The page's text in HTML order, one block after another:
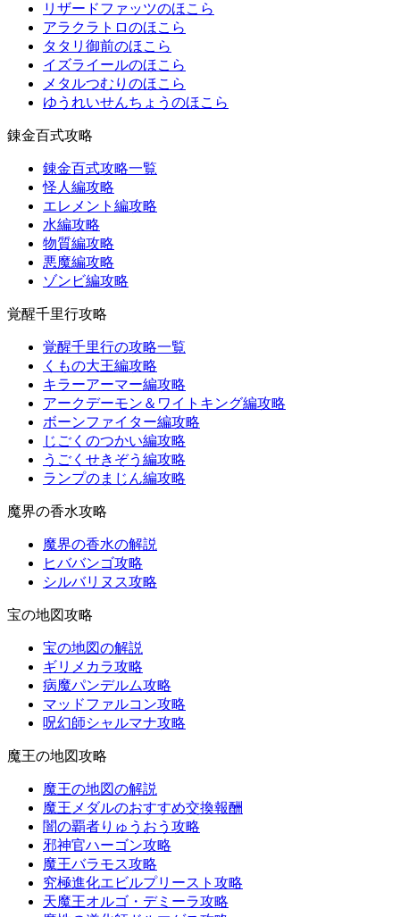
リザードファッツのほこら
アラクラトロのほこら
タタリ御前のほこら
イズライールのほこら
メタルつむりのほこら
ゆうれいせんちょうのほこら
錬金百式攻略
錬金百式攻略一覧
怪人編攻略
エレメント編攻略
水編攻略
物質編攻略
悪魔編攻略
ゾンビ編攻略
覚醒千里行攻略
覚醒千里行の攻略一覧
くもの大王編攻略
キラーアーマー編攻略
アークデーモン＆ワイトキング編攻略
ボーンファイター編攻略
じごくのつかい編攻略
うごくせきぞう編攻略
ランプのまじん編攻略
魔界の香水攻略
魔界の香水の解説
ヒババンゴ攻略
シルバリヌス攻略
宝の地図攻略
宝の地図の解説
ギリメカラ攻略
病魔パンデルム攻略
マッドファルコン攻略
呪幻師シャルマナ攻略
魔王の地図攻略
魔王の地図の解説
魔王メダルのおすすめ交換報酬
闇の覇者りゅうおう攻略
邪神官ハーゴン攻略
魔王バラモス攻略
究極進化エビルプリースト攻略
天魔王オルゴ・デミーラ攻略